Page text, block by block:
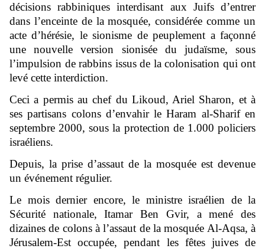
décisions rabbiniques interdisant aux Juifs d’entrer
dans l’enceinte de la mosquée, considérée comme un
acte d’hérésie, le sionisme de peuplement a façonné
une nouvelle version sionisée du judaïsme, sous
l’impulsion de rabbins issus de la colonisation qui ont
levé cette interdiction.
Ceci a permis au chef du Likoud, Ariel Sharon, et à
ses partisans colons d’envahir le Haram al-Sharif en
septembre 2000, sous la protection de 1.000 policiers
israéliens.
Depuis, la prise d’assaut de la mosquée est devenue
un événement régulier.
Le mois dernier encore, le ministre israélien de la
Sécurité nationale, Itamar Ben Gvir, a mené des
dizaines de colons à l’assaut de la mosquée Al-Aqsa, à
Jérusalem-Est occupée, pendant les fêtes juives de